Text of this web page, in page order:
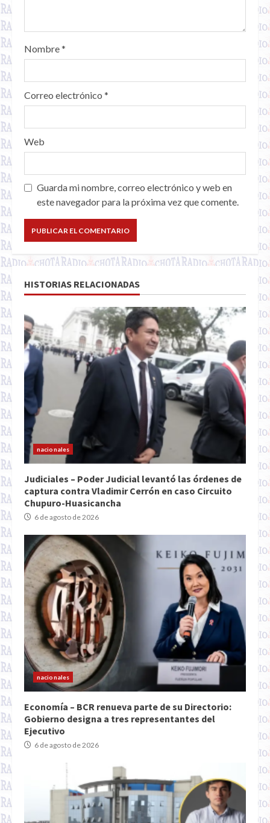
Nombre*
Correo electrónico *
Web
Guarda mi nombre, correo electrónico y web en
este navegador para la próxima vez que comente.
HISTORIAS RELACIONADAS
nacionales
Judiciales – Poder Judicial levantó las órdenes de
captura contra Vladimir Cerrón en caso Circuito
Chupuro-Huasicancha
6 de agosto de 2026
nacionales
Economía – BCR renueva parte de su Directorio:
Gobierno designa a tres representantes del
Ejecutivo
6 de agosto de 2026